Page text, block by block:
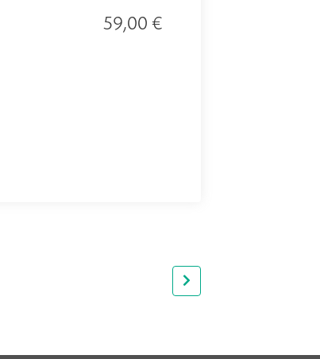
59,00 €